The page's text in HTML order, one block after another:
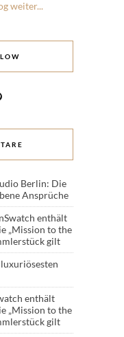
weiter...
Berlin: Die
Ansprüche
enthält
„Mission to the
gilt
enthält
„Mission to the
gilt